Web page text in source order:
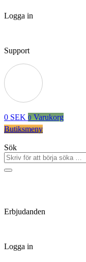
Logga in
Support
0 SEK 0 Varukorg
Butiksmeny
Sök
Erbjudanden
Logga in